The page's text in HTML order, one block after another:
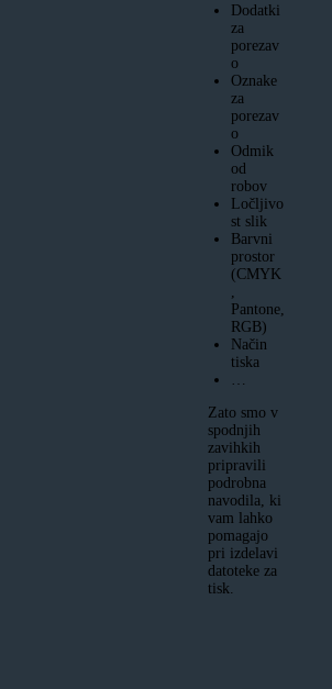
Dodatki
za
porezav
o
Oznake
za
porezav
o
Odmik
od
robov
Ločljivo
st slik
Barvni
prostor
(CMYK
Pantone,
RGB)
Način
tiska
Zato smo v
spodnjih
zavihkih
pripravili
podrobna
navodila, ki
vam lahko
pomagajo
pri izdelavi
datoteke za
tisk.